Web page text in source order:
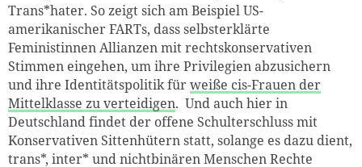
Trans*hater. So zeigt sich am Beispiel US-
amerikanischer FARTs, dass selbsterklärte
Feministinnen Allianzen mit rechtskonservativen
Stimmen eingehen, um ihre Privilegien abzusichern
und ihre Identitätspolitik fürweiße cis-Frauen der
Mittelklasse zu verteidigen. Und auch hier in
Deutschland findet der offene Schulterschluss mit
Konservativen Sittenhütern statt, solange es dazu dient,
trans*, inter* und nichtbinären Menschen Rechte